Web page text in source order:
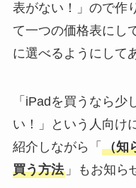
表がない！」ので作
て一つの価格表にし
に選べるようにして
「iPadを買うなら少
い！」という人向け
紹介しながら「 （知
買う方法」もお知ら